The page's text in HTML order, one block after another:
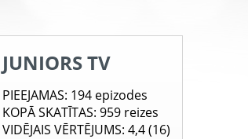
JUNIORS TV
PIEEJAMAS: 194 epizodes
KOPĀ SKATĪTAS: 959 reizes
VIDĒJAIS VĒRTĒJUMS: 4,4 (16)